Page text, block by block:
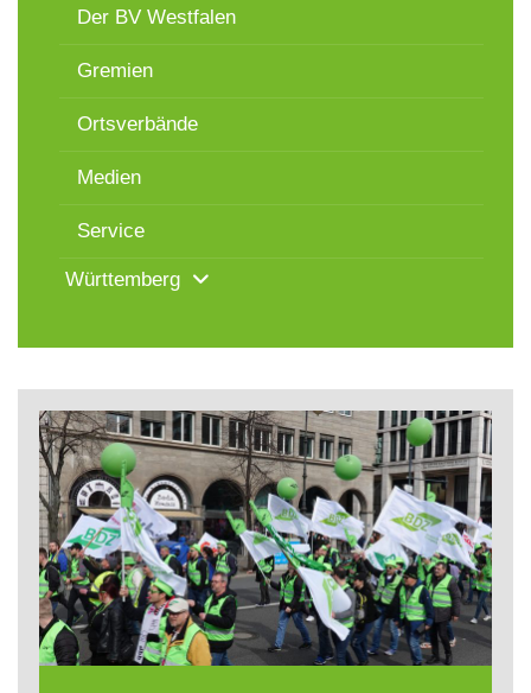
Der BV Westfalen
Gremien
Ortsverbände
Medien
Service
Württemberg